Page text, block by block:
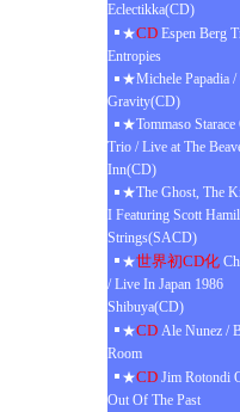
Eclectikka(CD)
★CD Espen Berg
Entropies
★Michele Papadia /
Gravity(CD)
★Tommaso Starace
Trio / Live at The
Inn(CD)
★The Ghost, The
I Featuring Scott
Strings(SACD)
★世界初CD化
/ Live In Japan 1986
Shibuya(CD)
★CD Ale Nunez /
Room
★CD Jim Rotondi
Out Of The Past